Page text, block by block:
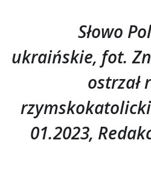
Słowo
ukraińskie, fot.
ostrzał
01.2023,